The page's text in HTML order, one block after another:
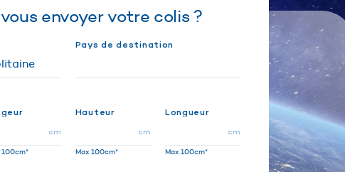
envoyer votre colis ?
Pays de destination
cm
100cm*
Hauteur
cm
Max 100cm*
Longueur
cm
Max 100cm*